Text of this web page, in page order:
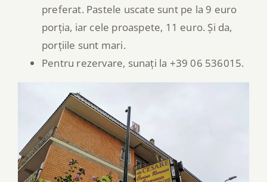
preferat. Pastele uscate sunt pe la 9 euro
porția, iar cele proaspete, 11 euro. Și da,
porțiile sunt mari.
Pentru rezervare, sunați la +39 06 536015.